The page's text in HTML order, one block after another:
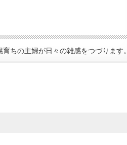
ちの主婦が日々の雑感をつづります。